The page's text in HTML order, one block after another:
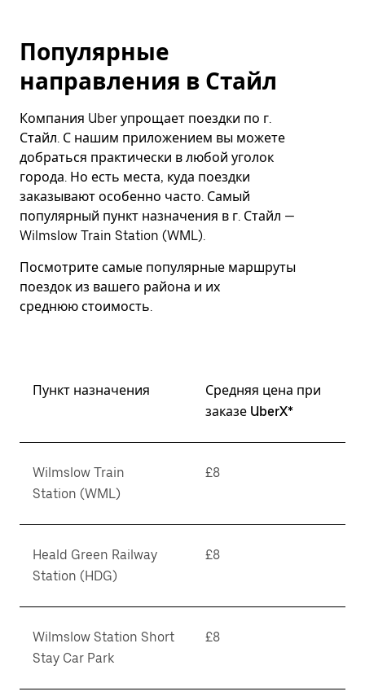
календарю
и
выбрать
дату.
закрыть
календарь,
нажмите
Esc.
Популярные
направления в Стайл
Компания Uber упрощает поездки по г.
Стайл. С нашим приложением вы можете
добраться практически в любой уголок
города. Но есть места, куда поездки
заказывают особенно часто. Самый
популярный пункт назначения в г. Стайл —
Wilmslow Train Station (WML).
Посмотрите самые популярные маршруты
поездок из вашего района и их
среднюю стоимость.
Пункт назначения
Средняя цена при
заказе UberX*
Wilmslow Train
Station (WML)
£8
Heald Green Railway
Station (HDG)
£8
Wilmslow Station Short
Stay Car Park
£8